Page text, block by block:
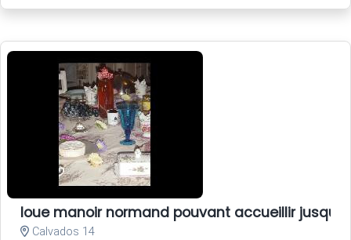
loue manoir normand pouvant accueillir
Calvados 14